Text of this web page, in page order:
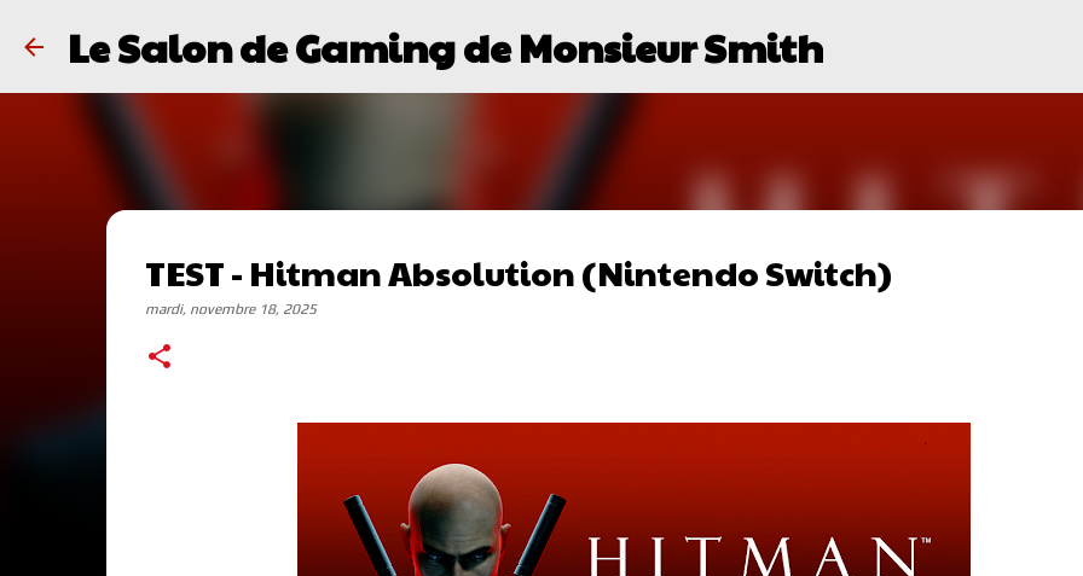
Passer au contenu principal
Le Salon de Gaming de Monsieur Smith
TEST - Hitman Absolution (Nintendo Switch)
mardi, novembre 18, 2025